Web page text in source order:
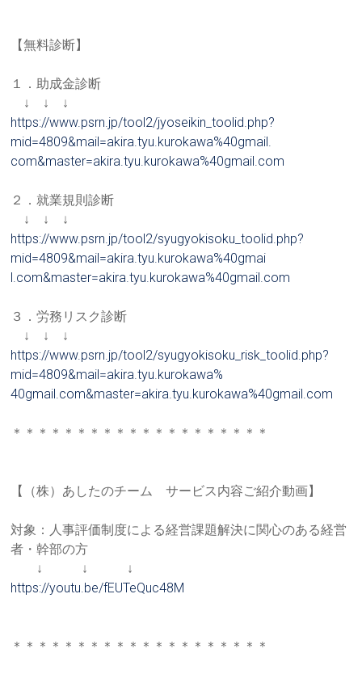
【無料診断】
１．助成金診断
↓ ↓ ↓
https://www.psrn.jp/tool2/jyoseikin_toolid.php?
mid=4809&mail =akira.tyu.kurokawa%40gmail.
com&master=akira.tyu.kurokawa%40gmail.com
２．就業規則診断
↓ ↓ ↓
https://www.psrn.jp/tool2/syugyokisoku_toolid.php?
mid=4809&mail=akira.tyu.kurokawa%40gmai
l.com&master=akira.tyu.kurokawa%40gmail.com
３．労務リスク診断
↓ ↓ ↓
https://www.psrn.jp/tool2/syugyokisoku_risk_toolid.php?
mid=4809&mail=akira.tyu.kurokawa%
40gmail.com&master=akira.tyu.kurokawa%40gmail.com
＊＊＊＊＊＊＊＊＊＊＊＊＊＊＊＊＊＊＊＊
【（株）あしたのチーム サービス内容ご紹介動画】
対象：人事評価制度による経営課題解決に関心のある経営
者・幹部の方
↓ ↓ ↓
https://youtu.be/fEUTeQuc48M
＊＊＊＊＊＊＊＊＊＊＊＊＊＊＊＊＊＊＊＊